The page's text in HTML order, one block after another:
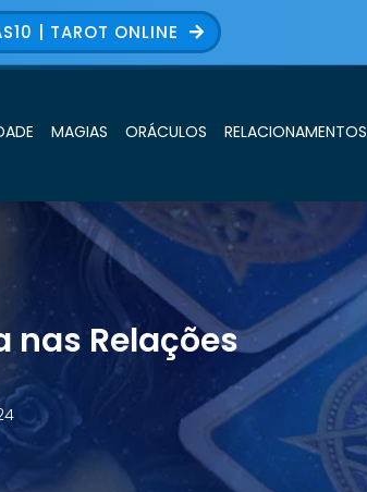
| TAROT ONLINE
MAGIAS ORÁCULOS RELACIONAMENTOS
nas Relações